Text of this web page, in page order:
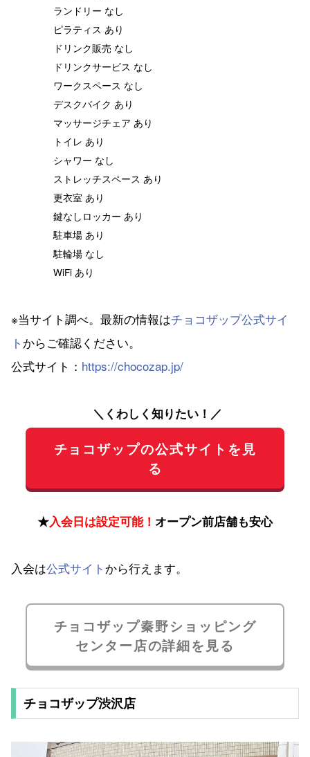
ランドリー なし
ピラティス あり
ドリンク販売 なし
ドリンクサービス なし
ワークスペース なし
デスクバイク あり
マッサージチェア あり
トイレ あり
シャワー なし
ストレッチスペース あり
更衣室 あり
鍵なしロッカー あり
駐車場 あり
駐輪場 なし
WiFi あり
※当サイト調べ。最新の情報はチョコザップ公式サイ
ト からご確認ください。
公式サイト： https://chocozap.jp/
＼くわしく知りたい！／
チョコザップの公式サイトを見
る
★入会日は設定可能！ オープン前店舗も安心
入会は公式サイト から行えます。
チョコザップ秦野ショッピング
センター店の詳細を見る
チョコザップ渋沢店